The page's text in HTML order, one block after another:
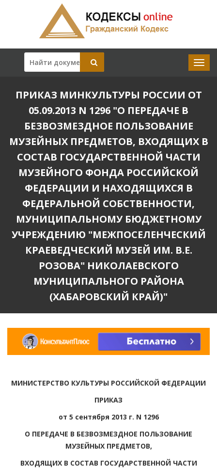
ПРИКАЗ МИНКУЛЬТУРЫ РОССИИ ОТ
05.09.2013 N 1296 "О ПЕРЕДАЧЕ В
БЕЗВОЗМЕЗДНОЕ ПОЛЬЗОВАНИЕ
МУЗЕЙНЫХ ПРЕДМЕТОВ, ВХОДЯЩИХ В
СОСТАВ ГОСУДАРСТВЕННОЙ ЧАСТИ
МУЗЕЙНОГО ФОНДА РОССИЙСКОЙ
ФЕДЕРАЦИИ И НАХОДЯЩИХСЯ В
ФЕДЕРАЛЬНОЙ СОБСТВЕННОСТИ,
МУНИЦИПАЛЬНОМУ БЮДЖЕТНОМУ
УЧРЕЖДЕНИЮ "МЕЖПОСЕЛЕНЧЕСКИЙ
КРАЕВЕДЧЕСКИЙ МУЗЕЙ ИМ. В.Е.
РОЗОВА" НИКОЛАЕВСКОГО
МУНИЦИПАЛЬНОГО РАЙОНА
(ХАБАРОВСКИЙ КРАЙ)"
МИНИСТЕРСТВО КУЛЬТУРЫ РОССИЙСКОЙ ФЕДЕРАЦИИ
ПРИКАЗ
от 5 сентября 2013 г. N 1296
О ПЕРЕДАЧЕ В БЕЗВОЗМЕЗДНОЕ ПОЛЬЗОВАНИЕ
МУЗЕЙНЫХ ПРЕДМЕТОВ,
ВХОДЯЩИХ В СОСТАВ ГОСУДАРСТВЕННОЙ ЧАСТИ